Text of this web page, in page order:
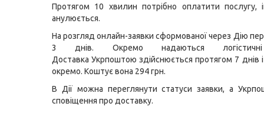
Протягом 10 хвилин потрібно оплатити послугу,
анулюється.
На розгляд онлайн-заявки сформованої через Дію
3 днів. Окремо надаються
Доставка Укрпоштою здійснюється протягом 7 днів
окремо. Коштує вона 294 грн.
В Дії можна переглянути статуси заявки, а
сповіщення про доставку.